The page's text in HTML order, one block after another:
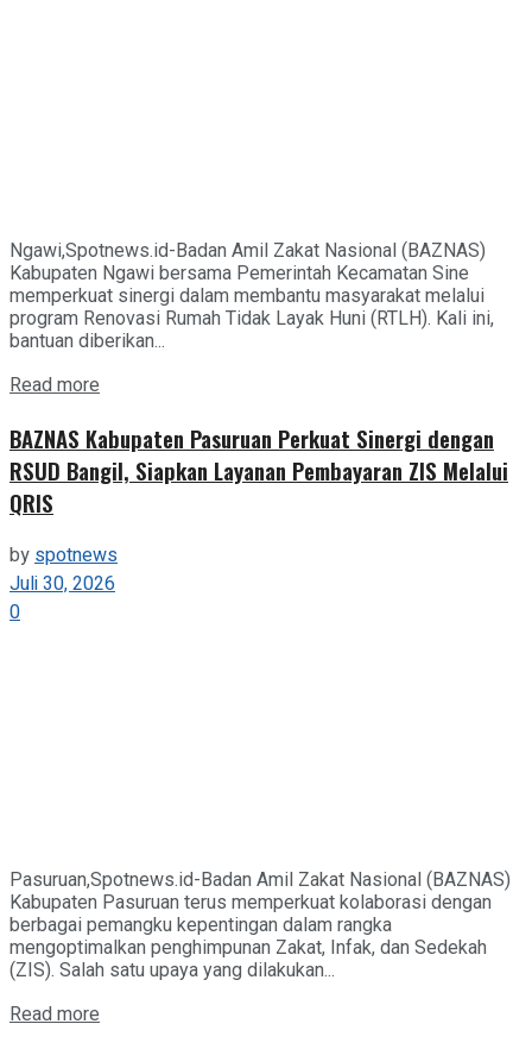
Ngawi,Spotnews.id-Badan Amil Zakat Nasional (BAZNAS)
Kabupaten Ngawi bersama Pemerintah Kecamatan Sine
memperkuat sinergi dalam membantu masyarakat melalui
program Renovasi Rumah Tidak Layak Huni (RTLH). Kali ini,
bantuan diberikan...
Read more
BAZNAS Kabupaten Pasuruan Perkuat Sinergi dengan
RSUD Bangil, Siapkan Layanan Pembayaran ZIS Melalui
QRIS
by spotnews
Juli 30, 2026
0
Pasuruan,Spotnews.id-Badan Amil Zakat Nasional (BAZNAS)
Kabupaten Pasuruan terus memperkuat kolaborasi dengan
berbagai pemangku kepentingan dalam rangka
mengoptimalkan penghimpunan Zakat, Infak, dan Sedekah
(ZIS). Salah satu upaya yang dilakukan...
Read more